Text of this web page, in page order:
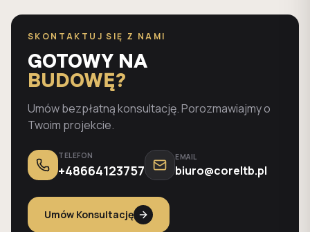
SKONTAKTUJ SIĘ Z NAMI
GOTOWY NA
BUDOWĘ?
Umów bezpłatną konsultację. Porozmawiajmy o
Twoim projekcie.
TELEFON
+48664123757
EMAIL
biuro@coreltb.pl
Umów Konsultację